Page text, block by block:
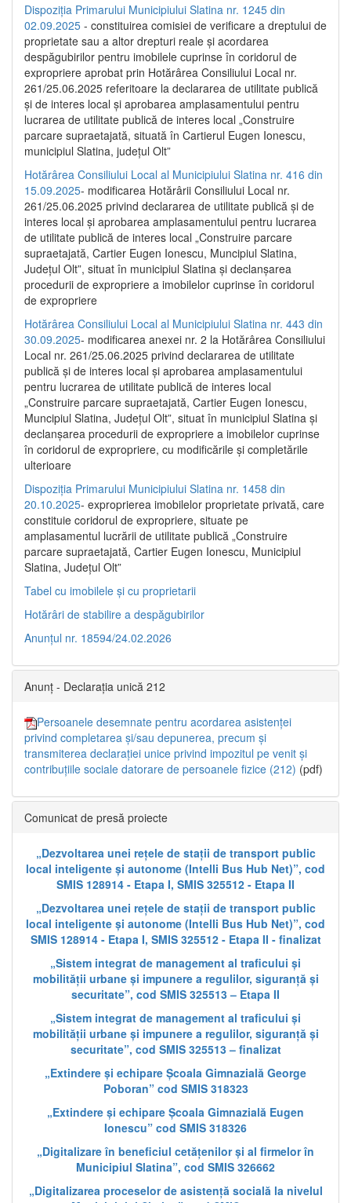
Dispoziția Primarului Municipiului Slatina nr. 1245 din
02.09.2025 - constituirea comisiei de verificare a dreptului de
proprietate sau a altor drepturi reale și acordarea
despăgubirilor pentru imobilele cuprinse în coridorul de
expropriere aprobat prin Hotărârea Consiliului Local nr.
261/25.06.2025 referitoare la declararea de utilitate publică
și de interes local și aprobarea amplasamentului pentru
lucrarea de utilitate publică de interes local „Construire
parcare supraetajată, situată în Cartierul Eugen Ionescu,
municipiul Slatina, județul Olt”
Hotărârea Consiliului Local al Municipiului Slatina nr. 416 din
15.09.2025- modificarea Hotărârii Consiliului Local nr.
261/25.06.2025 privind declararea de utilitate publică și de
interes local și aprobarea amplasamentului pentru lucrarea
de utilitate publică de interes local „Construire parcare
supraetajată, Cartier Eugen Ionescu, Muncipiul Slatina,
Județul Olt”, situat în municipiul Slatina și declanșarea
procedurii de expropriere a imobilelor cuprinse în coridorul
de expropriere
Hotărârea Consiliului Local al Municipiului Slatina nr. 443 din
30.09.2025- modificarea anexei nr. 2 la Hotărârea Consiliului
Local nr. 261/25.06.2025 privind declararea de utilitate
publică şi de interes local şi aprobarea amplasamentului
pentru lucrarea de utilitate publică de interes local
„Construire parcare supraetajată, Cartier Eugen Ionescu,
Muncipiul Slatina, Judeţul Olt”, situat în municipiul Slatina şi
declanşarea procedurii de expropriere a imobilelor cuprinse
în coridorul de expropriere, cu modificările şi completările
ulterioare
Dispoziția Primarului Municipiului Slatina nr. 1458 din
20.10.2025- exproprierea imobilelor proprietate privată, care
constituie coridorul de expropriere, situate pe
amplasamentul lucrării de utilitate publică „Construire
parcare supraetajată, Cartier Eugen Ionescu, Municipiul
Slatina, Județul Olt”
Tabel cu imobilele și cu proprietarii
Hotărâri de stabilire a despăgubirilor
Anunțul nr. 18594/24.02.2026
Anunț - Declarația unică 212
Persoanele desemnate pentru acordarea asistenței
privind completarea și/sau depunerea, precum și
transmiterea declarației unice privind impozitul pe venit și
contribuțiile sociale datorare de persoanele fizice (212) (pdf)
Comunicat de presă proiecte
„Dezvoltarea unei rețele de stații de transport public
local inteligente și autonome (Intelli Bus Hub Net)”, cod
SMIS 128914 - Etapa I, SMIS 325512 - Etapa II
„Dezvoltarea unei rețele de stații de transport public
local inteligente și autonome (Intelli Bus Hub Net)”, cod
SMIS 128914 - Etapa I, SMIS 325512 - Etapa II - finalizat
„Sistem integrat de management al traficului și
mobilității urbane și impunere a regulilor, siguranță și
securitate”, cod SMIS 325513 – Etapa II
„Sistem integrat de management al traficului și
mobilității urbane și impunere a regulilor, siguranță și
securitate”, cod SMIS 325513 – finalizat
„Extindere și echipare Școala Gimnazială George
Poboran” cod SMIS 318323
„Extindere și echipare Școala Gimnazială Eugen
Ionescu” cod SMIS 318326
„Digitalizare în beneficiul cetățenilor și al firmelor în
Municipiul Slatina”, cod SMIS 326662
„Digitalizarea proceselor de asistență socială la nivelul